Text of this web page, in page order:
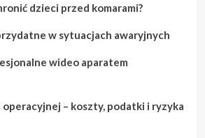
dzieci przed komarami?
w sytuacjach awaryjnych
wideo aparatem
– koszty, podatki i ryzyka